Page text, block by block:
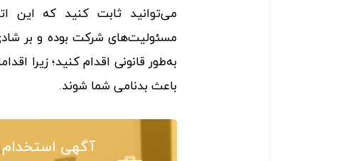
می‌توانید ثابت کنید که این
مسئولیت‌های شرکت بوده و بر
به‌طور قانونی اقدام کنید؛ زیرا
باعث بدنامی شما شوند.
آگهی استخدام